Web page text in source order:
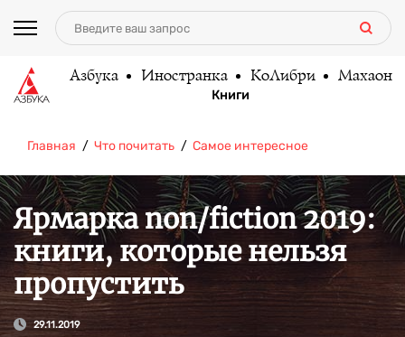
Азбука Иностранка КоЛибри Махаон
Книги
Главная Что почитать Самое интересное
Ярмарка non/fiction 2019:
книги, которые нельзя
пропустить
29.11.2019